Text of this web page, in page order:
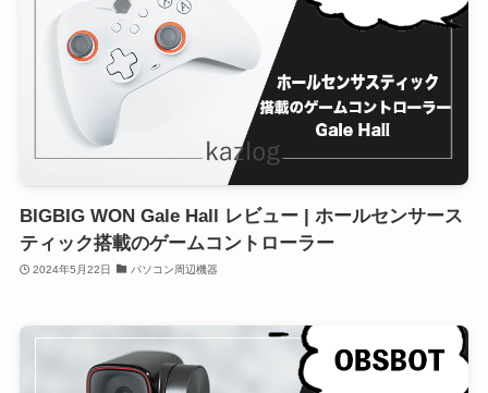
BIGBIG WON Gale Hall レビュー | ホールセンサース
ティック搭載のゲームコントローラー
2024年5月22日 パソコン周辺機器